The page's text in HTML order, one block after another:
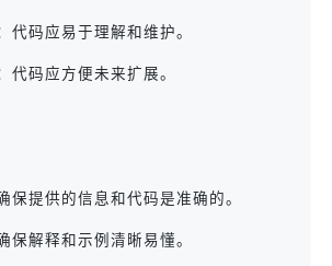
码应易于理解和维护。
码应方便未来扩展。
提供的信息和代码是准确的。
解释和示例清晰易懂。